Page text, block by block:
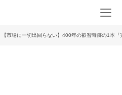
【市場に一切出回らない】400年の叡智奇跡の1本